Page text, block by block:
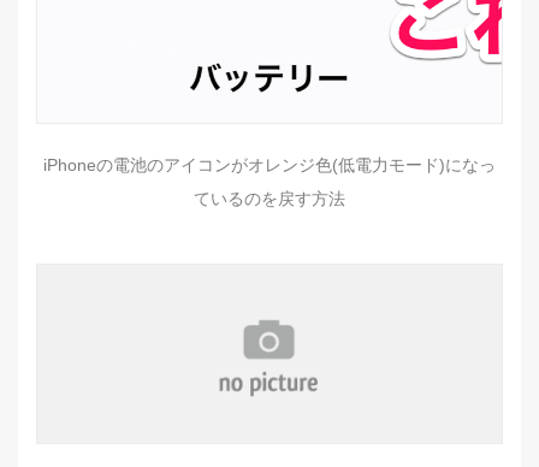
iPhoneの電池のアイコンがオレンジ色(低電力モード)になっ
ているのを戻す方法